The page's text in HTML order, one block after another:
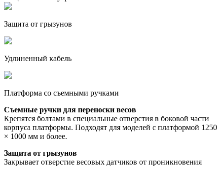
Защита от грызунов
Удлиненный кабель
Платформа со съемными ручками
Съемные ручки для переноски весов
Крепятся болтами в специальные отверстия в боковой части
корпуса платформы. Подходят для моделей с платформой 1250
× 1000 мм и более.
Защита от грызунов
Закрывает отверстие весовых датчиков от проникновения